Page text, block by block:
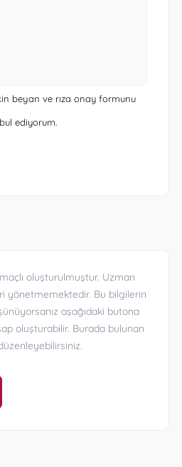
beyan ve rıza onay formunu
ediyorum.
oluşturulmuştur. Uzman
yönetmemektedir. Bu bilgilerin
aşağıdaki butona
oluşturabilir. Burada bulunan